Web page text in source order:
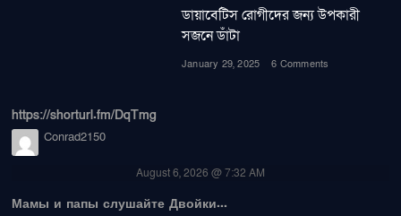
ডায়াবেটিস রোগীদের জন্য উপকারী
সজনে ডাঁটা
January 29, 2025 6 Comments
https://shorturl.fm/DqTmg
Conrad2150
August 6, 2026 @ 7:32 AM
Мамы и папы слушайте Двойки...